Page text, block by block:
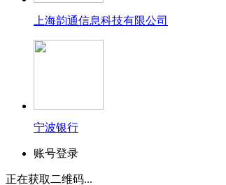
上海韵通信息科技有限公司
宁波银行
账号登录
正在获取二维码...